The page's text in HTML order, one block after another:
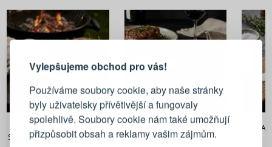
Vylepšujeme obchod pro vás!
Používáme soubory cookie, aby naše stránky
byly uživatelsky přívětivější a fungovaly
spolehlivě. Soubory cookie nám také umožňují
přizpůsobit obsah a reklamy vašim zájmům.
871 Kč
Nerezové steakové nože
SAGAFORM Fredde BBQ 22,5
888 Kč
Nerezový nůž na steaky
WÜSTHOF Gourmet 12 cm
PŘIHLÁŠENÍ REGISTRACE
Přihlaste se ke svému účtu
Emailová adresa